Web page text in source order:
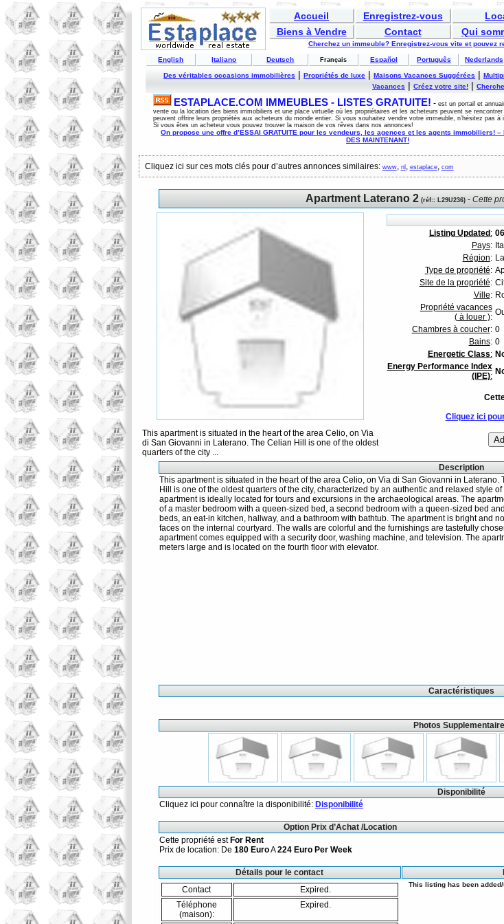
Accueil Enregistrez-vous
Biens à Vendre
Contact Qui
Cherchez un immeuble? Enregistrez-vous vite et pouvez
English Italiano Deutsch Français Español Português Nederlands
Des véritables occasions immobilières| Propriétés de luxe| Maisons Vacances Suggérées|
Vacances | Créez votre site!|
ESTAPLACE.COM IMMEUBLES - LISTES GRATUITE! - est un portail et
vente ou la location des biens immobiliers et une place virtuelle où les propriétaires et les acheteurs peuvent se
peuvent offrire leurs propriétés aux acheteurs du monde entier. Si vous souhaitez vendre votre immeuble, n’hésitez pas à
Si vous êtes un acheteur vous pouvez trouver la maison de vos rêves dans nos annonces!
On propose une offre d’ESSAI GRATUITE pour les vendeurs, les agences et les agents immobiliers! –
DES MAINTENANT!
Cliquez ici sur ces mots clés pour d’autres annonces similaires: www, nl, estaplace, com
Apartment Laterano 2 (réf:: L29U236) -Cette
This apartment is situated in the heart of the area Celio, on Via
di San Giovanni in Laterano. The Celian Hill is one of the oldest
quarters of the city ...
Listing Updated :
Pays:
Région:
Type de propriété:
Site de la propriété:
Ville:
Propriété vacances
( à louer ):
Chambres à coucher: 0
Bains: 0
Energetic Class:
Energy Performance Index
(IPE):
Cliquez ici
Description
This apartment is situated in the heart of the area Celio, on Via di San Giovanni in Laterano.
Hill is one of the oldest quarters of the city, characterized by an authentic and relaxed style of
apartment is ideally located for tours and excursions in the archaeological areas. The
of a master bedroom with a queen-sized bed, a second bedroom with a queen-sized bed
beds, an eat-in kitchen, hallway, and a bathroom with bathtub. The apartment is bright and
faces on the internal courtyard. The walls are colorful and the furnishings are tastefully
apartment comes equipped with a security door, washing machine, and television. The
meters large and is located on the fourth floor with elevator.
Caractéristiques
Photos
Disponibilité
Cliquez ici pour connaître la disponibilité: Disponibilité
Option Prix d’Achat /Location
Cette propriété est For Rent
Prix de location: De 180 EuroA224 Euro Per Week
Détails pour le contact
Contact
Expired.
Téléphone
(maison):
Expired.
This listing has been